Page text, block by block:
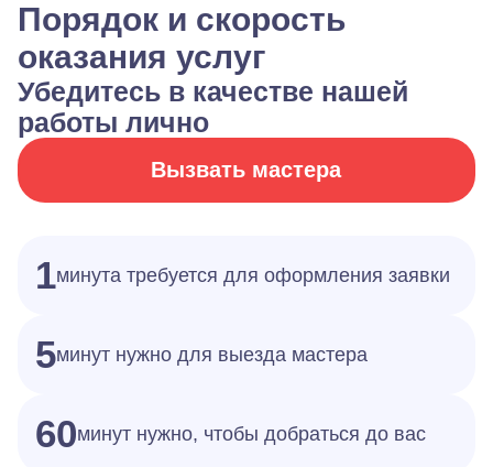
Порядок и скорость
оказания услуг
Убедитесь в качестве нашей
работы лично
Вызвать мастера
1минута требуется для оформления заявки
5минут нужно для выезда мастера
60минут нужно, чтобы добраться до вас